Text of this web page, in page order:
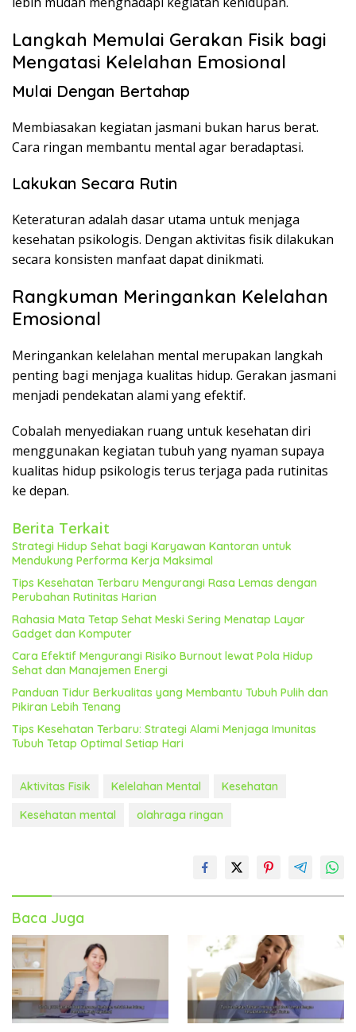
Langkah Memulai Gerakan Fisik bagi
Mengatasi Kelelahan Emosional
Mulai Dengan Bertahap
Membiasakan kegiatan jasmani bukan harus berat.
Cara ringan membantu mental agar beradaptasi.
Lakukan Secara Rutin
Keteraturan adalah dasar utama untuk menjaga
kesehatan psikologis. Dengan aktivitas fisik dilakukan
secara konsisten manfaat dapat dinikmati.
Rangkuman Meringankan Kelelahan
Emosional
Meringankan kelelahan mental merupakan langkah
penting bagi menjaga kualitas hidup. Gerakan jasmani
menjadi pendekatan alami yang efektif.
Cobalah menyediakan ruang untuk kesehatan diri
menggunakan kegiatan tubuh yang nyaman supaya
kualitas hidup psikologis terus terjaga pada rutinitas
ke depan.
Berita Terkait
Strategi Hidup Sehat bagi Karyawan Kantoran untuk
Mendukung Performa Kerja Maksimal
Tips Kesehatan Terbaru Mengurangi Rasa Lemas dengan
Perubahan Rutinitas Harian
Rahasia Mata Tetap Sehat Meski Sering Menatap Layar
Gadget dan Komputer
Cara Efektif Mengurangi Risiko Burnout lewat Pola Hidup
Sehat dan Manajemen Energi
Panduan Tidur Berkualitas yang Membantu Tubuh Pulih dan
Pikiran Lebih Tenang
Tips Kesehatan Terbaru: Strategi Alami Menjaga Imunitas
Tubuh Tetap Optimal Setiap Hari
Aktivitas Fisik Kelelahan Mental
Kesehatan
Kesehatan mental
olahraga ringan
Baca Juga